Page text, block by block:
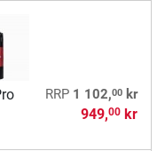
RRP 1 102,00kr
949,00kr